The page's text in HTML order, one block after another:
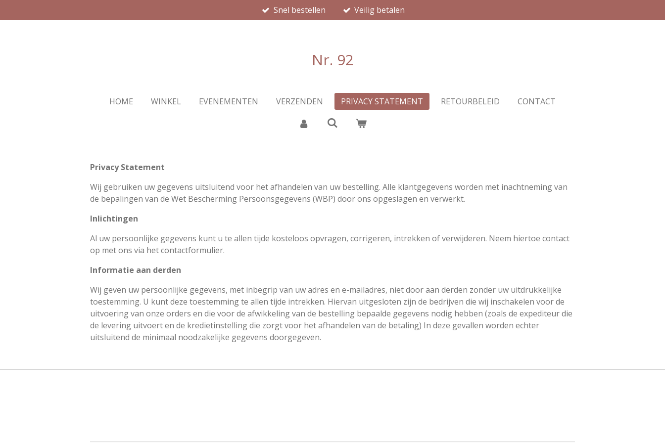
direct
Snel bestellen Veilig betalen
Nr. 92
HOME WINKEL EVENEMENTEN VERZENDEN PRIVACY STATEMENT RETOURBELEID CONTACT
Privacy Statement
Wij gebruiken uw gegevens uitsluitend voor het afhandelen van uw bestelling. Alle klantgegevens worden met inachtneming van
de bepalingen van de Wet Bescherming Persoonsgegevens (WBP) door ons opgeslagen en verwerkt.
Inlichtingen
Al uw persoonlijke gegevens kunt u te allen tijde kosteloos opvragen, corrigeren, intrekken of verwijderen. Neem hiertoe contact
op met ons via het contactformulier.
Informatie aan derden
Wij geven uw persoonlijke gegevens, met inbegrip van uw adres en e-mailadres, niet door aan derden zonder uw uitdrukkelijke
toestemming. U kunt deze toestemming te allen tijde intrekken. Hiervan uitgesloten zijn de bedrijven die wij inschakelen voor de
uitvoering van onze orders en die voor de afwikkeling van de bestelling bepaalde gegevens nodig hebben (zoals de expediteur die
de levering uitvoert en de kredietinstelling die zorgt voor het afhandelen van de betaling) In deze gevallen worden echter
uitsluitend de minimaal noodzakelijke gegevens doorgegeven.